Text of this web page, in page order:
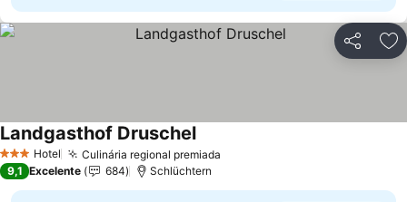
Partilhar
3 EstrelasHotel Culinária regional premiada
Landgasthof Druschel
9,1 Excelente 684 Schlüchtern